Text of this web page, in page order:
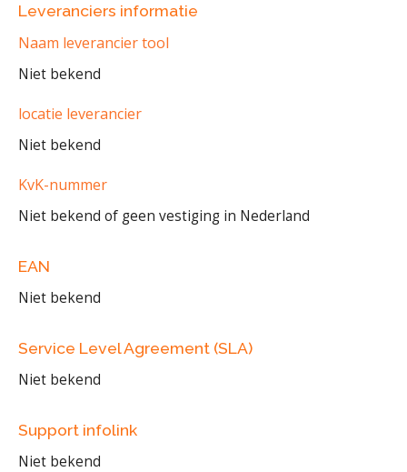
Leveranciers informatie
Naam leverancier tool
Niet bekend
locatie leverancier
Niet bekend
KvK-nummer
Niet bekend of geen vestiging in Nederland
EAN
Niet bekend
Service Level Agreement (SLA)
Niet bekend
Support infolink
Niet bekend